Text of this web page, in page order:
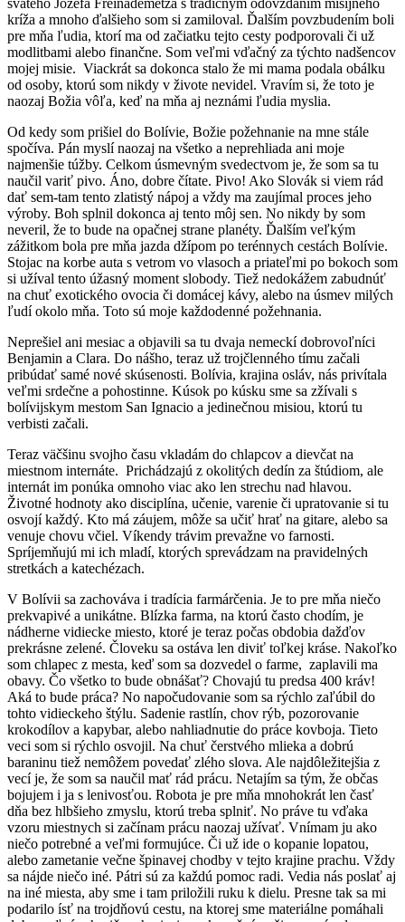
kríža a mnoho ďalšieho som si zamiloval. Ďalším povzbudením boli
pre mňa ľudia, ktorí ma od začiatku tejto cesty podporovali či už
modlitbami alebo finančne. Som veľmi vďačný za týchto nadšencov
mojej misie. Viackrát sa dokonca stalo že mi mama podala obálku
od osoby, ktorú som nikdy v živote nevidel. Vravím si, že toto je
naozaj Božia vôľa, keď na mňa aj neznámi ľudia myslia.
Od kedy som prišiel do Bolívie, Božie požehnanie na mne stále
spočíva. Pán myslí naozaj na všetko a neprehliada ani moje
najmenšie túžby. Celkom úsmevným svedectvom je, že som sa tu
naučil variť pivo. Áno, dobre čítate. Pivo! Ako Slovák si viem rád
dať sem-tam tento zlatistý nápoj a vždy ma zaujímal proces jeho
výroby. Boh splnil dokonca aj tento môj sen. No nikdy by som
neveril, že to bude na opačnej strane planéty. Ďalším veľkým
zážitkom bola pre mňa jazda džípom po terénnych cestách Bolívie.
Stojac na korbe auta s vetrom vo vlasoch a priateľmi po bokoch som
si užíval tento úžasný moment slobody. Tiež nedokážem zabudnúť
na chuť exotického ovocia či domácej kávy, alebo na úsmev milých
ľudí okolo mňa. Toto sú moje každodenné požehnania.
Neprešiel ani mesiac a objavili sa tu dvaja nemeckí dobrovoľníci
Benjamin a Clara. Do nášho, teraz už trojčlenného tímu začali
pribúdať samé nové skúsenosti. Bolívia, krajina osláv, nás privítala
veľmi srdečne a pohostinne. Kúsok po kúsku sme sa zžívali s
bolívijskym mestom San Ignacio a jedinečnou misiou, ktorú tu
verbisti začali.
Teraz väčšinu svojho času vkladám do chlapcov a dievčat na
miestnom internáte. Prichádzajú z okolitých dedín za štúdiom, ale
internát im ponúka omnoho viac ako len strechu nad hlavou.
Životné hodnoty ako disciplína, učenie, varenie či upratovanie si tu
osvojí každý. Kto má záujem, môže sa učiť hrať na gitare, alebo sa
venuje chovu včiel. Víkendy trávim prevažne vo farnosti.
Spríjemňujú mi ich mladí, ktorých sprevádzam na pravidelných
stretkách a katechézach.
V Bolívii sa zachováva i tradícia farmárčenia. Je to pre mňa niečo
prekvapivé a unikátne. Blízka farma, na ktorú často chodím, je
nádherne vidiecke miesto, ktoré je teraz počas obdobia dažďov
prekrásne zelené. Človeku sa ostáva len diviť toľkej kráse. Nakoľko
som chlapec z mesta, keď som sa dozvedel o farme, zaplavili ma
obavy. Čo všetko to bude obnášať? Chovajú tu predsa 400 kráv!
Aká to bude práca? No napočudovanie som sa rýchlo zaľúbil do
tohto vidieckeho štýlu. Sadenie rastlín, chov rýb, pozorovanie
krokodílov a kapybar, alebo nahliadnutie do práce kovboja. Tieto
veci som si rýchlo osvojil. Na chuť čerstvého mlieka a dobrú
baraninu tiež nemôžem povedať zlého slova. Ale najdôležitejšia z
vecí je, že som sa naučil mať rád prácu. Netajím sa tým, že občas
bojujem i ja s lenivosťou. Robota je pre mňa mnohokrát len časť
dňa bez hlbšieho zmyslu, ktorú treba splniť. No práve tu vďaka
vzoru miestnych si začínam prácu naozaj užívať. Vnímam ju ako
niečo potrebné a veľmi formujúce. Či už ide o kopanie lopatou,
alebo zametanie večne špinavej chodby v tejto krajine prachu. Vždy
sa nájde niečo iné. Pátri sú za každú pomoc radi. Vedia nás poslať aj
na iné miesta, aby sme i tam priložili ruku k dielu. Presne tak sa mi
podarilo ísť na trojdňovú cestu, na ktorej sme materiálne pomáhali